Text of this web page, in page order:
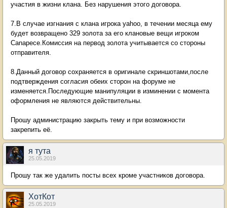
участия в жизни клана. Без нарушения этого договора.
7.В случае изгнания с клана игрока yahoo, в течении месяца ему
будет возвращено 329 золота за его клановые вещи игроком
Canapece.Комиссия на первод золота учитывается со стороны
отправителя.
8.Данный договор сохраняется в оригинале скриншотами,после
подтверждения согласия обеих сторон на форуме не
изменяется.Последующие манипуляции в изминении с момента
оформления не являются действительны.
Прошу администрацию закрыть тему и при возможности
закрепить её.
я тута
25.05.2019
Прошу так же удалить посты всех кроме участников договора.
ХотКот
25.05.2019